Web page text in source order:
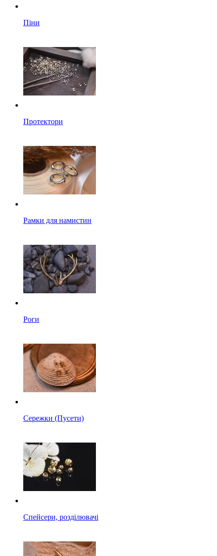
Піни
Протектори
Рамки для намистин
Роги
Сережки (Пусети)
Спейсери, розділювачі